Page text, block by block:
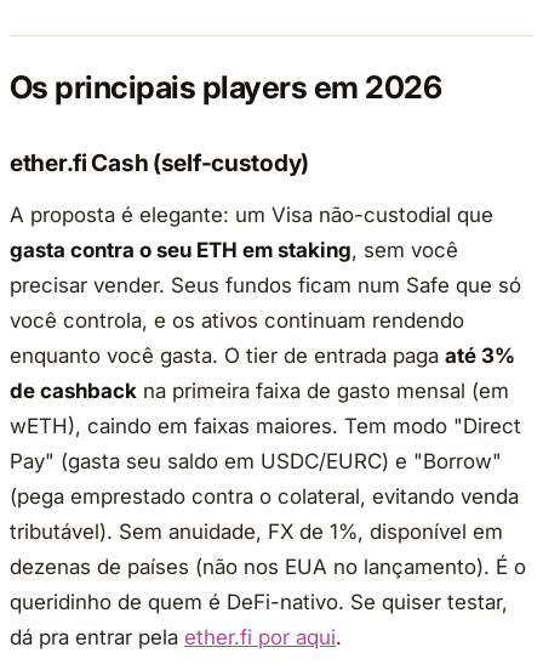
Os principais players em 2026
ether.fi Cash (self-custody)
A proposta é elegante: um Visa não-custodial que
gasta contra o seu ETH em staking, sem você
precisar vender. Seus fundos ficam num Safe que só
você controla, e os ativos continuam rendendo
enquanto você gasta. O tier de entrada paga até 3%
de cashback na primeira faixa de gasto mensal (em
wETH), caindo em faixas maiores. Tem modo "Direct
Pay" (gasta seu saldo em USDC/EURC) e "Borrow"
(pega emprestado contra o colateral, evitando venda
tributável). Sem anuidade, FX de 1%, disponível em
dezenas de países (não nos EUA no lançamento). É o
queridinho de quem é DeFi-nativo. Se quiser testar,
dá pra entrar pela ether.fi por aqui.